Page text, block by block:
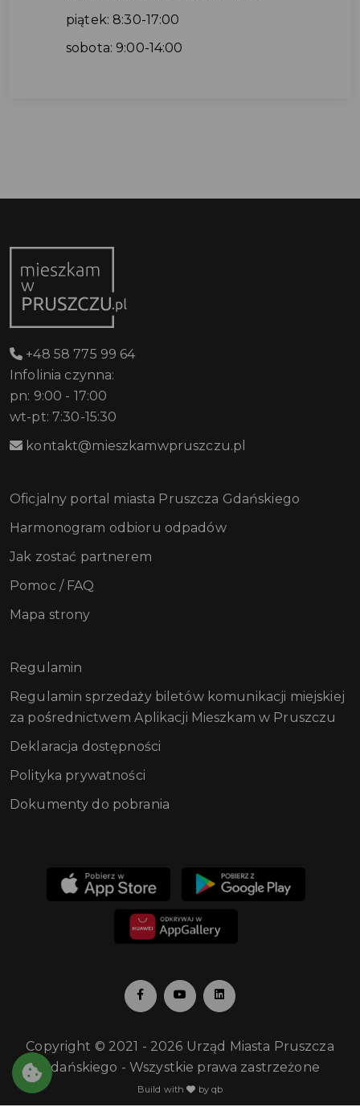
piątek: 8:30-17:00
sobota: 9:00-14:00
+48 58 775 99 64
Infolinia czynna:
pn: 9:00 - 17:00
wt-pt: 7:30-15:30
kontakt@mieszkamwpruszczu.pl
Oficjalny portal miasta Pruszcza Gdańskiego
Harmonogram odbioru odpadów
Jak zostać partnerem
Pomoc / FAQ
Mapa strony
Regulamin
Regulamin sprzedaży biletów komunikacji miejskiej
za pośrednictwem Aplikacji Mieszkam w Pruszczu
Deklaracja dostępności
Polityka prywatności
Dokumenty do pobrania
Copyright © 2021 - 2026 Urząd Miasta Pruszcza
Gdańskiego - Wszystkie prawa zastrzeżone
Build with by qb